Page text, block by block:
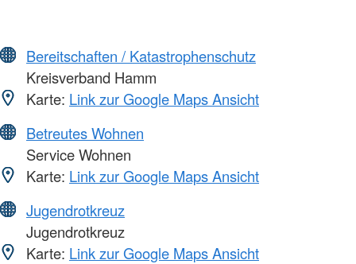
Bereitschaften / Katastrophenschutz
Kreisverband Hamm
Karte: Link zur Google Maps Ansicht
Betreutes Wohnen
Service Wohnen
Karte: Link zur Google Maps Ansicht
Jugendrotkreuz
Jugendrotkreuz
Karte: Link zur Google Maps Ansicht